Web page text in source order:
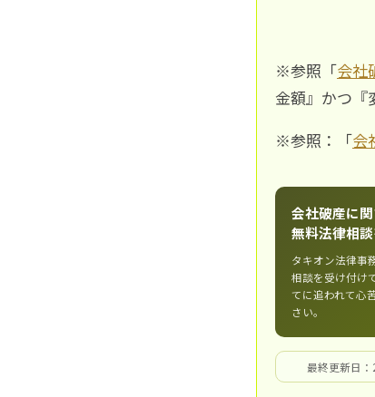
※参照「会社
金額』かつ『
※参照：「会
会社破産に
無料法律相
タキオン法律事
相談を受け付け
てに追われて心
さい。
最終更新日：